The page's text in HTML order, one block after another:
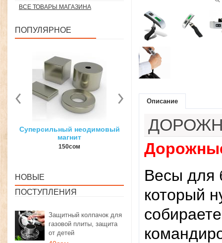
ВСЕ ТОВАРЫ МАГАЗИНА
ПОПУЛЯРНОЕ
3D ручка для объемного
рисования
1350сом 1190сом
Загуститель волос
27гр
1000сом
НОВЫЕ
ПОСТУПЛЕНИЯ
Защитный колпачок для
газовой плиты, защита
от детей
Описание
Весы для
который